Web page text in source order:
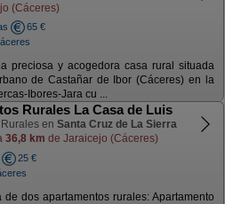
(Cáceres)
65 €
preciosa y acogedora casa rural situada
de Castañar de Ibor (Cáceres) en la
Ibores-Jara cu ...
Rurales La Casa de Luis
en Santa Cruz de La Sierra
36,8 km de Jaraicejo (Cáceres)
25 €
de dos apartamentos rurales: Apartamento